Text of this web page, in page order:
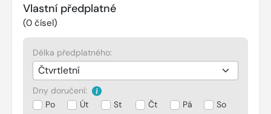
Vlastní předplatné
(0 čísel)
Délka předplatného:
Dny doručení:
Po
Út St Čt Pá So